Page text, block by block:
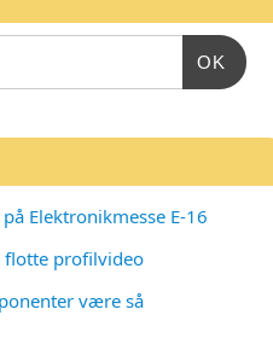
OK
Elektronikmesse E-16
flotte profilvideo
være så